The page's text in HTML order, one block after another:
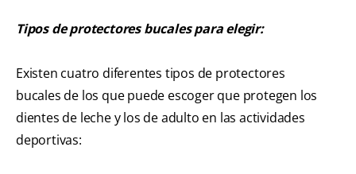
Tipos de protectores bucales para elegir:
Existen cuatro diferentes tipos de protectores
bucales de los que puede escoger que protegen los
dientes de leche y los de adulto en las actividades
deportivas: